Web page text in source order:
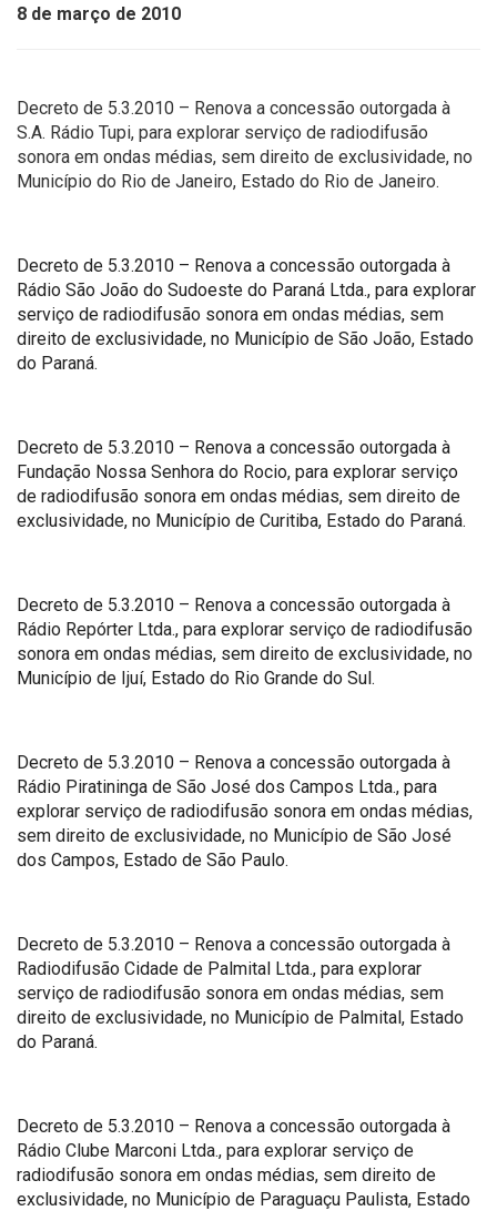
8 de março de 2010
Decreto de 5.3.2010 – Renova a concessão outorgada à
S.A. Rádio Tupi, para explorar serviço de radiodifusão
sonora em ondas médias, sem direito de exclusividade, no
Município do Rio de Janeiro, Estado do Rio de Janeiro.
Decreto de 5.3.2010 – Renova a concessão outorgada à
Rádio São João do Sudoeste do Paraná Ltda., para explorar
serviço de radiodifusão sonora em ondas médias, sem
direito de exclusividade, no Município de São João, Estado
do Paraná.
Decreto de 5.3.2010 – Renova a concessão outorgada à
Fundação Nossa Senhora do Rocio, para explorar serviço
de radiodifusão sonora em ondas médias, sem direito de
exclusividade, no Município de Curitiba, Estado do Paraná.
Decreto de 5.3.2010 – Renova a concessão outorgada à
Rádio Repórter Ltda., para explorar serviço de radiodifusão
sonora em ondas médias, sem direito de exclusividade, no
Município de Ijuí, Estado do Rio Grande do Sul.
Decreto de 5.3.2010 – Renova a concessão outorgada à
Rádio Piratininga de São José dos Campos Ltda., para
explorar serviço de radiodifusão sonora em ondas médias,
sem direito de exclusividade, no Município de São José
dos Campos, Estado de São Paulo.
Decreto de 5.3.2010 – Renova a concessão outorgada à
Radiodifusão Cidade de Palmital Ltda., para explorar
serviço de radiodifusão sonora em ondas médias, sem
direito de exclusividade, no Município de Palmital, Estado
do Paraná.
Decreto de 5.3.2010 – Renova a concessão outorgada à
Rádio Clube Marconi Ltda., para explorar serviço de
radiodifusão sonora em ondas médias, sem direito de
exclusividade, no Município de Paraguaçu Paulista, Estado